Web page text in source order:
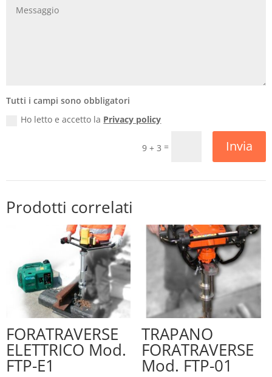
Tutti i campi sono obbligatori
Ho letto e accetto la Privacy policy
9 + 3 = Invia
Prodotti correlati
FORATRAVERSE
ELETTRICO Mod.
FTP-E1
TRAPANO
FORATRAVERSE
Mod. FTP-01